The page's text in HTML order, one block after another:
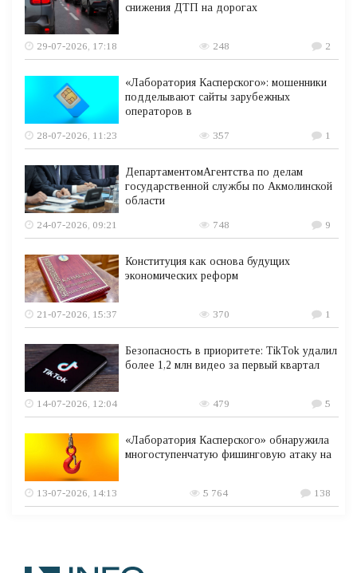
снижения ДТП на дорогах
29-07-2026, 17:18 248 2
«Лаборатория Касперского»: мошенники
подделывают сайты зарубежных
операторов в
28-07-2026, 11:23
357 1
ДепартаментомАгентства по делам
государственной службы по Акмолинской
области
24-07-2026, 09:21
748 9
Конституция как основа будущих
экономических реформ
21-07-2026, 15:37 370 1
Безопасность в приоритете: TikTok удалил
более 1,2 млн видео за первый квартал
14-07-2026, 12:04 479 5
«Лаборатория Касперского» обнаружила
многоступенчатую фишинговую атаку на
13-07-2026, 14:13 5 764 138